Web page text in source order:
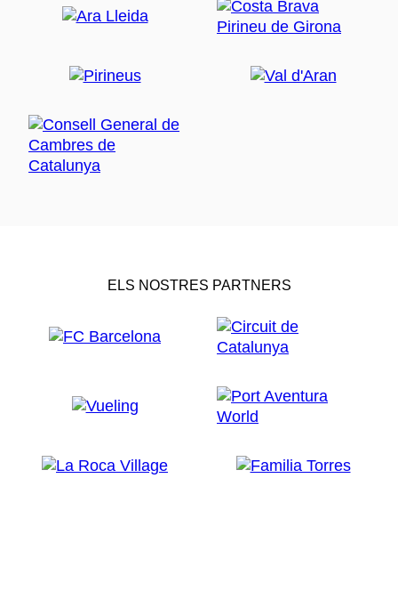
ELS NOSTRES PARTNERS